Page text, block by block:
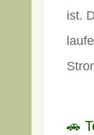
ist.
🚗